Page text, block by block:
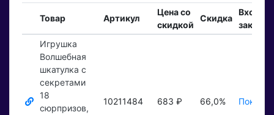
Товар Артикул
Цена со
скидкой
Скидка
заказы
Игрушка
Волшебная
шкатулка с
секретами
18
сюрпризов,
10211484 683 ₽ 66,0%